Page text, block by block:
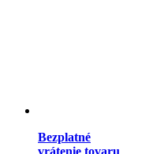
Bezplatné
vrátenie tovaru